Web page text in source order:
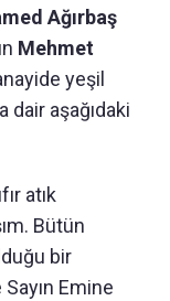
Ağırbaş
Mehmet
yeşil
aşağıdaki
atık
Bütün
bir
Emine